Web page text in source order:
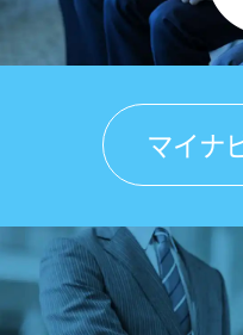
マイナ